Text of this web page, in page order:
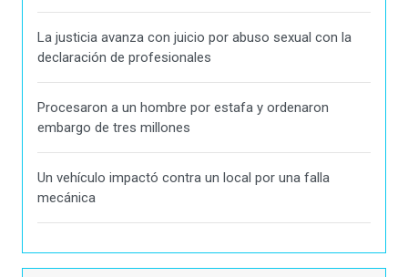
La justicia avanza con juicio por abuso sexual con la
declaración de profesionales
Procesaron a un hombre por estafa y ordenaron
embargo de tres millones
Un vehículo impactó contra un local por una falla
mecánica